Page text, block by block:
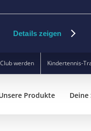
Details zeigen
werden Kindertennis-
Produkte Deine